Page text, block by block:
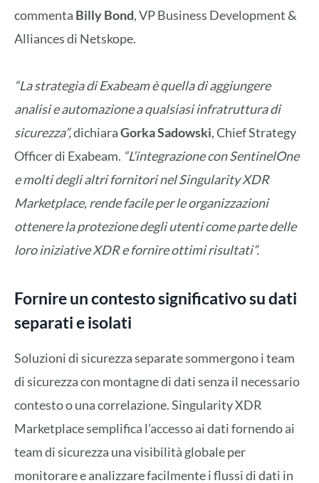
commenta Billy Bond, VP Business Development &
Alliances di Netskope.
“La strategia di Exabeam è quella di aggiungere
analisi e automazione a qualsiasi infratruttura di
sicurezza”,dichiaraGorka Sadowski, Chief Strategy
Officer di Exabeam. “L’integrazione con SentinelOne
e molti degli altri fornitori nel Singularity XDR
Marketplace, rende facile per le organizzazioni
ottenere la protezione degli utenti come parte delle
loro iniziative XDR e fornire ottimi risultati”.
Fornire un contesto significativo su dati
separati e isolati
Soluzioni di sicurezza separate sommergono i team
di sicurezza con montagne di dati senza il necessario
contesto o una correlazione. Singularity XDR
Marketplace semplifica l’accesso ai dati fornendo ai
team di sicurezza una visibilità globale per
monitorare e analizzare facilmente i flussi di dati in